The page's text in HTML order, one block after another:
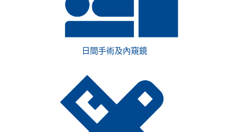
日間手術及內窺鏡